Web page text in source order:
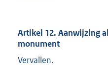
Artikel 12. Aanwijzing
monument
Vervallen.